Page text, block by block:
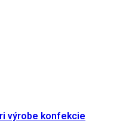
výrobe konfekcie